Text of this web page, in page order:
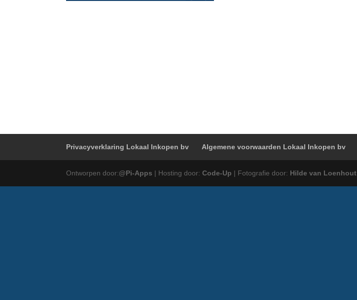
Privacyverklaring Lokaal Inkopen bv Algemene voorwaarden Lokaal Inkopen bv
Ontworpen door:@Pi-Apps | Hosting door:Code-Up | Fotografie door: Hilde van Loenhout